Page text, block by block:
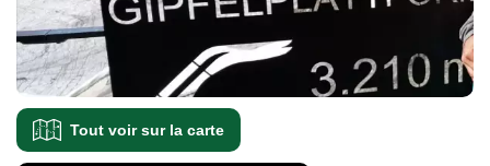
Tout voir sur la carte